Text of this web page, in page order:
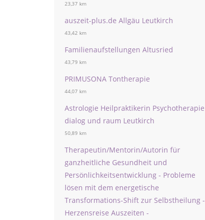
23,37 km
auszeit-plus.de Allgäu Leutkirch
43,42 km
Familienaufstellungen Altusried
43,79 km
PRIMUSONA Tontherapie
44,07 km
Astrologie Heilpraktikerin Psychotherapie
dialog und raum Leutkirch
50,89 km
Therapeutin/Mentorin/Autorin für
ganzheitliche Gesundheit und
Persönlichkeitsentwicklung - Probleme
lösen mit dem energetische
Transformations-Shift zur Selbstheilung -
Herzensreise Auszeiten -